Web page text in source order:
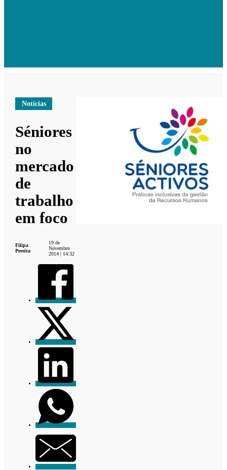
Notícias
Séniores
no
mercado
de
trabalho
em foco
Filipa
Pereira
19 de
Novembro
2014 | 14:32